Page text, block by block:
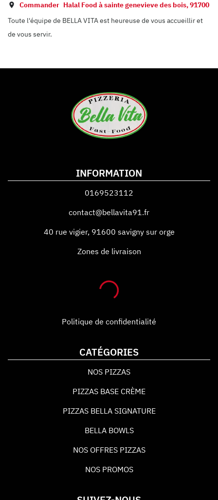
Commander Halal Food àsainte genevieve des bois,91700
Toute l'équipe de BELLA VITA est heureuse de vous accueillir et
de vous servir.
INFORMATION
0169523112
contact@bellavita91.fr
40 rue vigier, 91600 savigny sur orge
Zones de livraison
Politique de confidentialité
CATÉGORIES
NOS PIZZAS
PIZZAS BASE CRÈME
PIZZAS BELLA SIGNATURE
BELLA BOWLS
NOS OFFRES PIZZAS
NOS PROMOS